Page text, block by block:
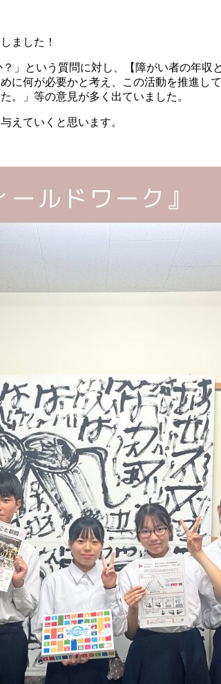
ました！
」という質問に対し、【障がい者の年
に何が必要かと考え、この活動を推進
。」等の意見が多く出ていました。
えていくと思います。